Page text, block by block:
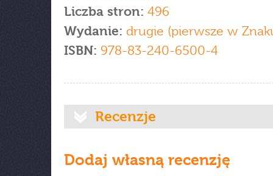
Liczba stron: 496
Wydanie: drugie (pierwsze w
ISBN: 978-83-240-6500-4
Recenzje
Dodaj własną recenzję